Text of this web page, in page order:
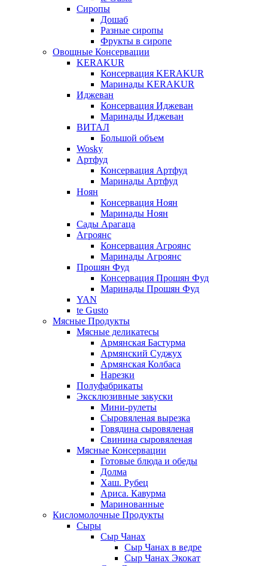
Сиропы
Дошаб
Разные сиропы
Фрукты в сиропе
Овощные Консервации
KERAKUR
Консервация KERAKUR
Маринады KERAKUR
Иджеван
Консервация Иджеван
Маринады Иджеван
ВИТАЛ
Большой объем
Wosky
Артфуд
Консервация Артфуд
Маринады Артфуд
Ноян
Консервация Ноян
Маринады Ноян
Сады Арагаца
Агроянс
Консервация Агроянс
Маринады Агроянс
Прошян Фуд
Консервация Прошян Фуд
Маринады Прошян Фуд
YAN
te Gusto
Мясные Продукты
Мясные деликатесы
Армянская Бастурма
Армянский Суджух
Армянская Колбаса
Нарезки
Полуфабрикаты
Эксклюзивные закуски
Мини-рулеты
Сыровяленая вырезка
Говядина сыровяленая
Свинина сыровяленая
Мясные Консервации
Готовые блюда и обеды
Долма
Хаш. Рубец
Ариса. Кавурма
Маринованные
Кисломолочные Продукты
Сыры
Сыр Чанах
Сыр Чанах в ведре
Сыр Чанах Экокат